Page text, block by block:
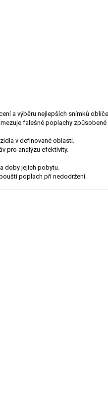
a výběru nejlepších snímků
falešné poplachy
v definované oblasti.
pro analýzu efektivity.
doby jejich pobytu.
poplach při nedodržení.